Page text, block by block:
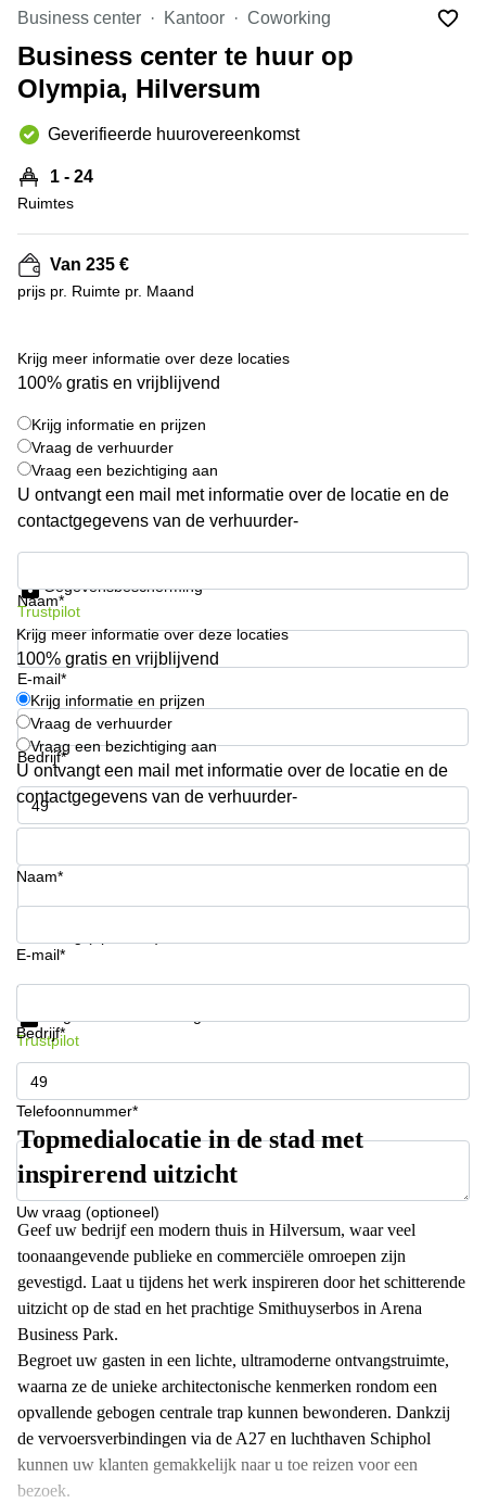
Hengelo
Hilversum
Hoofddorp
Deventer
Rotterdam
Tiel
Zwolle
Bodegraven-
Reeuwijk
Business
center
Arnhem
Business
Amsterdam
Westpoort
Business
center
Hilversum
Den
Haag
space
Breda
Coworking
Arnhem
Coworking
space
Hilversum
Coworking
space
Zwolle
Coworking
Haarlem
Kantoor
Huren
Hengelo
Nijmegen
Business center Kantoor Coworking
Business center te huur op
Olympia, Hilversum
Geverifieerde huurovereenkomst
1 - 24
Ruimtes
Van 235 €
prijs pr. Ruimte pr. Maand
Krijg meer informatie over deze locaties
100% gratis en vrijblijvend
Krijg informatie en prijzen
Vraag de verhuurder
Vraag een bezichtiging aan
U ontvangt een mail met informatie over de locatie en de
contactgegevens van de verhuurder-
Naam*
E-mail*
Bedrijf*
Telefoonnummer*
Gegevensbescherming
Trustpilot
Krijg meer informatie over deze locaties
100% gratis en vrijblijvend
Krijg informatie en prijzen
Vraag de verhuurder
Vraag een bezichtiging aan
U ontvangt een mail met informatie over de locatie en de
contactgegevens van de verhuurder-
Naam*
E-mail*
Bedrijf*
Telefoonnummer*
Uw vraag (optioneel)
Krijg informatie en prijzen
Trustpilot
Topmedialocatie in de stad met
inspirerend uitzicht
Geef uw bedrijf een modern thuis in Hilversum, waar veel
toonaangevende publieke en commerciële omroepen zijn
gevestigd. Laat u tijdens het werk inspireren door het schitterende
uitzicht op de stad en het prachtige Smithuyserbos in Arena
Business Park.
Begroet uw gasten in een lichte, ultramoderne ontvangstruimte,
waarna ze de unieke architectonische kenmerken rondom een
opvallende gebogen centrale trap kunnen bewonderen. Dankzij
de vervoersverbindingen via de A27 en luchthaven Schiphol
kunnen uw klanten gemakkelijk naar u toe reizen voor een
bezoek.